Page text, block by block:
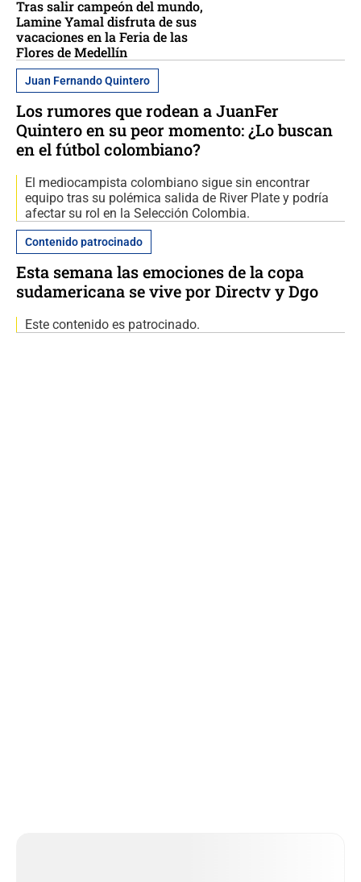
Tras salir campeón del mundo,
Lamine Yamal disfruta de sus
vacaciones en la Feria de las
Flores de Medellín
Juan Fernando Quintero
Los rumores que rodean a JuanFer
Quintero en su peor momento: ¿Lo buscan
en el fútbol colombiano?
El mediocampista colombiano sigue sin encontrar
equipo tras su polémica salida de River Plate y podría
afectar su rol en la Selección Colombia.
Contenido patrocinado
Esta semana las emociones de la copa
sudamericana se vive por Directv y Dgo
Este contenido es patrocinado.